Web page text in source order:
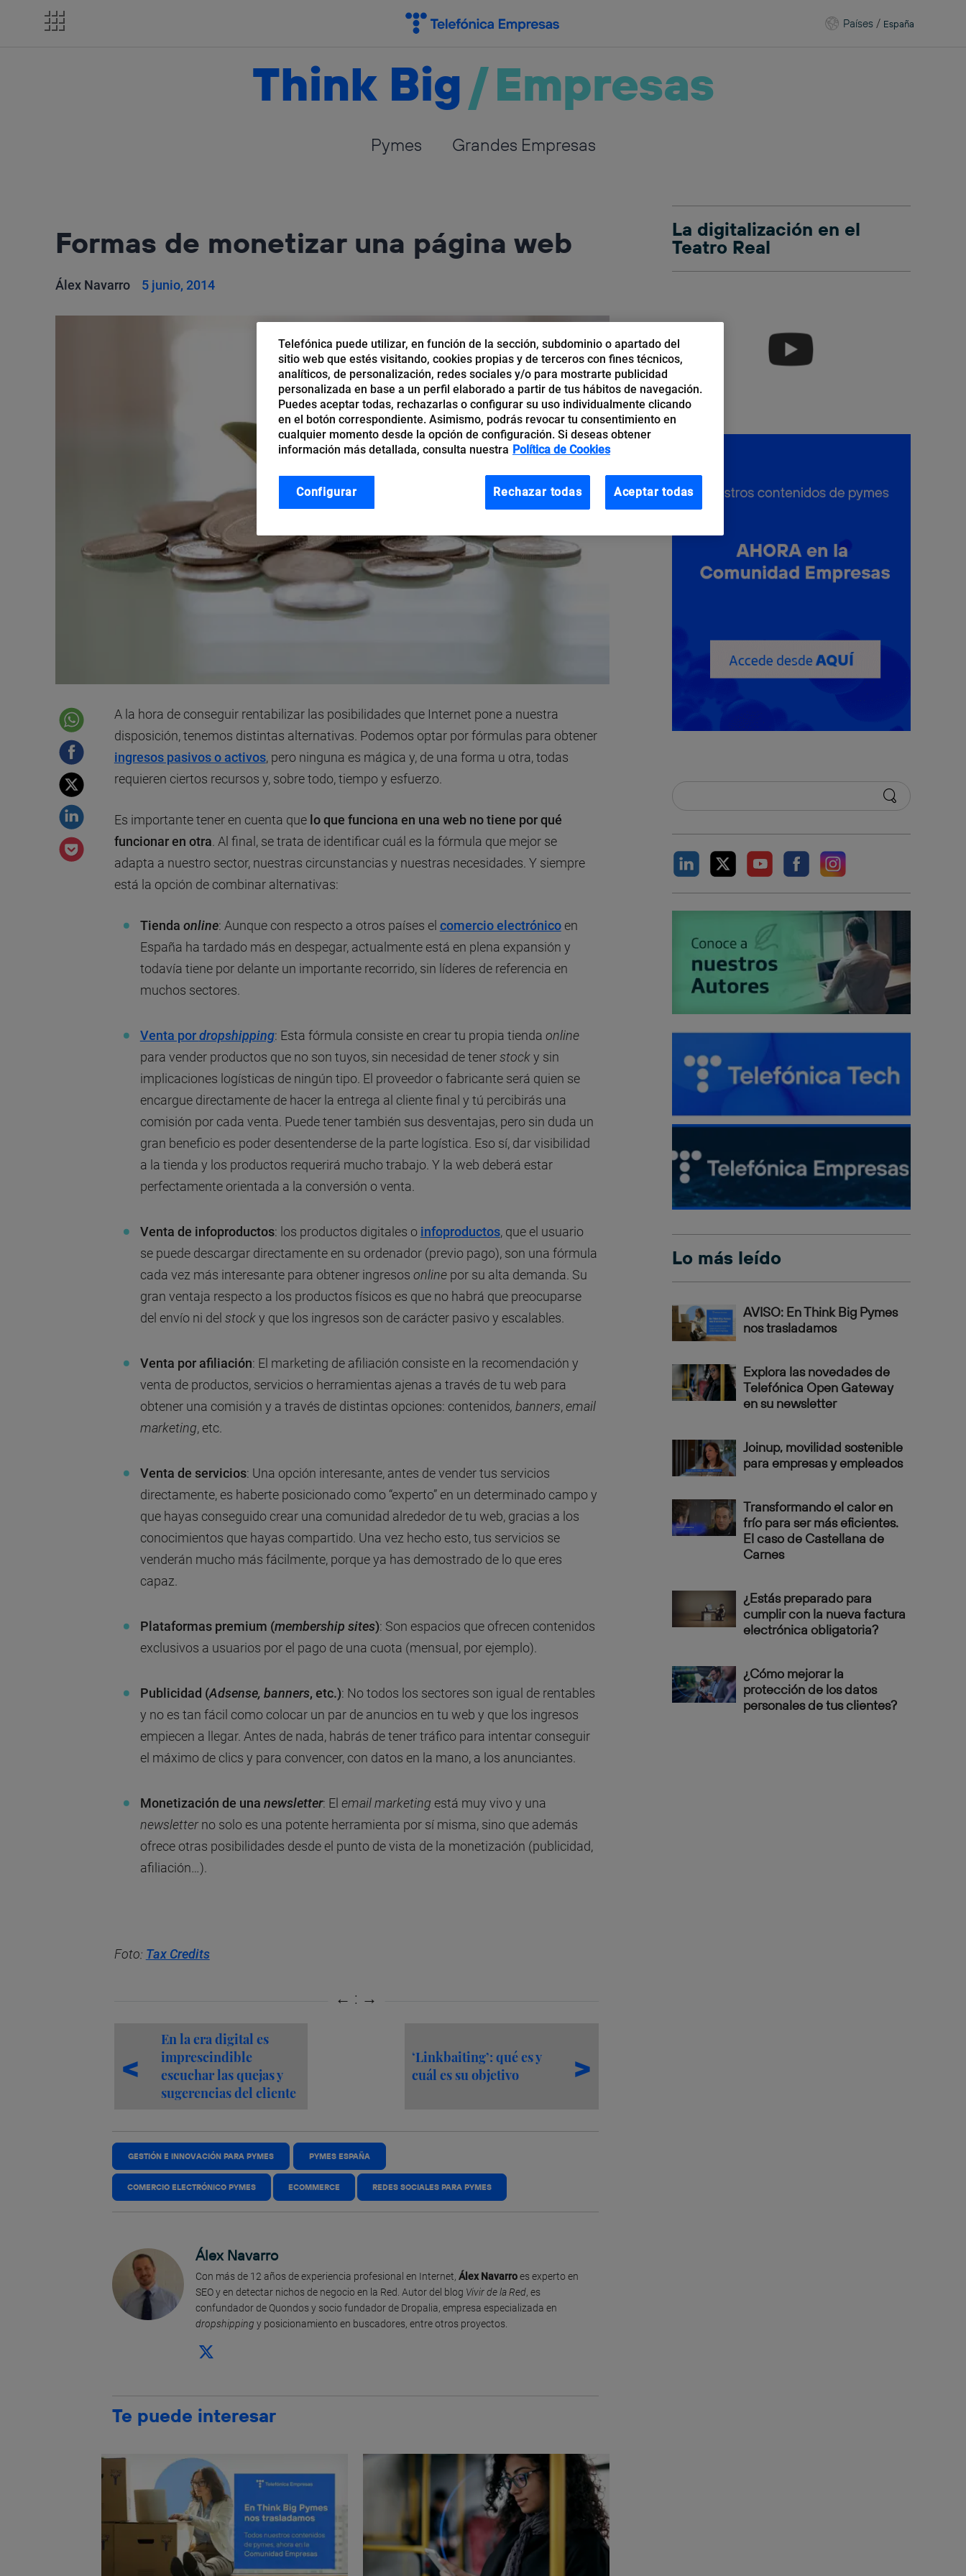
Países / España
Think Big/Empresas
Pymes Grandes Empresas
Formas de monetizar una página web
Álex Navarro 5 junio, 2014
A la hora de conseguir rentabilizar las posibilidades que Internet pone a nuestra
disposición, tenemos distintas alternativas. Podemos optar por fórmulas para obtener
ingresos pasivos o activos, pero ninguna es mágica y, de una forma u otra, todas
requieren ciertos recursos y, sobre todo, tiempo y esfuerzo.
Es importante tener en cuenta que lo que funciona en una web no tiene por qué
funcionar en otra . Al final, se trata de identificar cuál es la fórmula que mejor se
adapta a nuestro sector, nuestras circunstancias y nuestras necesidades. Y siempre
está la opción de combinar alternativas:
Tienda online: Aunque con respecto a otros países el comercio electrónicoen
España ha tardado más en despegar, actualmente está en plena expansión y
todavía tiene por delante un importante recorrido, sin líderes de referencia en
muchos sectores.
Venta pordropshipping: Esta fórmula consiste en crear tu propia tienda online
para vender productos que no son tuyos, sin necesidad de tenerstocky sin
implicaciones logísticas de ningún tipo. El proveedor o fabricante será quien se
encargue directamente de hacer la entrega al cliente final y tú percibirás una
comisión por cada venta. Puede tener también sus desventajas, pero sin duda un
gran beneficio es poder desentenderse de la parte logística. Eso sí, dar visibilidad
a la tienda y los productos requerirá mucho trabajo. Y la web deberá estar
perfectamente orientada a la conversión o venta.
Venta de infoproductos: los productos digitales o infoproductos, que el usuario
se puede descargar directamente en su ordenador (previo pago), son una fórmula
cada vez más interesante para obtener ingresos onlinepor su alta demanda. Su
gran ventaja respecto a los productos físicos es que no habrá que preocuparse
del envío ni del stocky que los ingresos son de carácter pasivo y escalables.
Venta por afiliación: El marketing de afiliación consiste en la recomendación y
venta de productos, servicios o herramientas ajenas a través de tu web para
obtener una comisión y a través de distintas opciones: contenidos, banners,email
marketing, etc.
Venta de servicios: Una opción interesante, antes de vender tus servicios
directamente, es haberte posicionado como “experto” en un determinado campo y
que hayas conseguido crear una comunidad alrededor de tu web, gracias a los
conocimientos que hayas compartido. Una vez hecho esto, tus servicios se
venderán mucho más fácilmente, porque ya has demostrado de lo que eres
capaz.
Plataformas premium (membership sites): Son espacios que ofrecen contenidos
exclusivos a usuarios por el pago de una cuota (mensual, por ejemplo).
Publicidad (Adsense, banners, etc.): No todos los sectores son igual de rentables
y no es tan fácil como colocar un par de anuncios en tu web y que los ingresos
empiecen a llegar. Antes de nada, habrás de tener tráfico para intentar conseguir
el máximo de clics y para convencer, con datos en la mano, a los anunciantes.
Monetización de una newsletter: El email marketing está muy vivo y una
newsletterno solo es una potente herramienta por sí misma, sino que además
ofrece otras posibilidades desde el punto de vista de la monetización (publicidad,
afiliación…).
Foto: Tax Credits
En la era digital es
imprescindible
escuchar las quejas y
sugerencias del cliente
‘Linkbaiting’: qué es y
cuál es su objetivo
GESTIÓN E INNOVACIÓN PARA PYMES PYMES ESPAÑA
COMERCIO ELECTRÓNICO PYMES ECOMMERCE REDES SOCIALES PARA PYMES
Álex Navarro
Con más de 12 años de experiencia profesional en Internet,Álex Navarroes experto en
SEO y en detectar nichos de negocio en la Red. Autor del blog Vivir de la Red, es
confundador de Quondos y socio fundador de Dropalia, empresa especializada en
dropshipping y posicionamiento en buscadores, entre otros proyectos.
Te puede interesar
La digitalización en el
Teatro Real
Lo más leído
AVISO: En Think Big Pymes
nos trasladamos
Explora las novedades de
Telefónica Open Gateway
en su newsletter
Joinup, movilidad sostenible
para empresas y empleados
Transformando el calor en
frío para ser más eficientes.
El caso de Castellana de
Carnes
¿Estás preparado para
cumplir con la nueva factura
electrónica obligatoria?
¿Cómo mejorar la
protección de los datos
personales de tus clientes?
Telefónica puede utilizar, en función de la sección, subdominio o apartado del
sitio web que estés visitando, cookies propias y de terceros con fines técnicos,
analíticos, de personalización, redes sociales y/o para mostrarte publicidad
personalizada en base a un perfil elaborado a partir de tus hábitos de navegación.
Puedes aceptar todas, rechazarlas o configurar su uso individualmente clicando
en el botón correspondiente. Asimismo, podrás revocar tu consentimiento en
cualquier momento desde la opción de configuración. Si deseas obtener
información más detallada, consulta nuestra Política de Cookies
Rechazar todas Aceptar todas
Configurar